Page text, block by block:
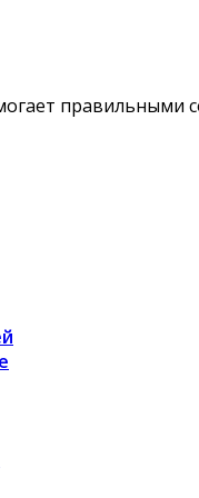
правильными